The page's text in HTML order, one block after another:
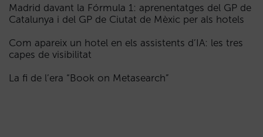
Madrid davant la Fórmula 1: aprenentatges del GP de
Catalunya i del GP de Ciutat de Mèxic per als hotels
Com apareix un hotel en els assistents d’IA: les tres
capes de visibilitat
La fi de l’era “Book on Metasearch”